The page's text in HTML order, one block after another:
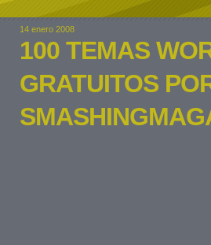
14 enero 2008
100 TEMAS
GRATUITOS